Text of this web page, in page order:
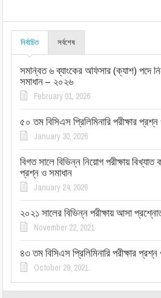
নির্বাচিত সর্বশেষ
সমন্বিত ৬ ব্যাংকের অফিসার (ক্যাশ) পদে
সমাধান – ২০২৬
February 01, 2026
৫০ তম বিসিএস প্রিলিমিনারি পরীক্ষার
January 30, 2026
বিগত সালে বিভিন্ন নিয়োগ পরীক্ষায়
প্রশ্ন ও সমাধান
January 24, 2026
২০২১ সালের বিভিন্ন পরীক্ষায় আসা
November 22, 2021
৪৩ তম বিসিএস প্রিলিমিনারি পরীক্ষার
October 29, 2021